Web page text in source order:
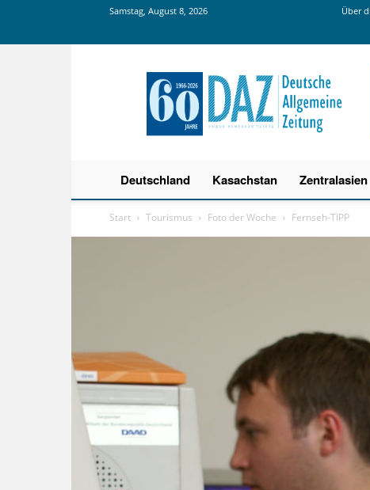
Samstag, August 8, 2026 Über
Deutsche
Allgemeine
Zeitung
Deutschland Kasachstan Zentralasien
Start Tourismus Foto der Woche Fernseh-TIPP